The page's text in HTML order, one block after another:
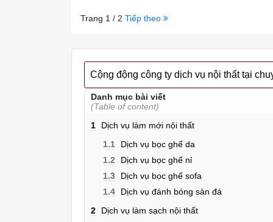
Trang 1 / 2 Tiếp theo
Cộng động công ty dịch vụ nội thất tại
Danh mục bài viết
(Table of content)
1
Dịch vụ làm mới nội thất
1.1
Dịch vụ bọc ghế da
1.2
Dịch vụ bọc ghế nỉ
1.3
Dịch vụ bọc ghế sofa
1.4
Dịch vụ đánh bóng sàn đá
2
Dịch vụ làm sạch nội thất